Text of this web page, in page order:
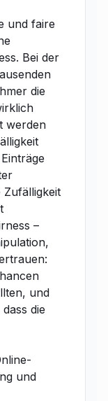
und faire
Bei der
die
werden
–
und
die
und